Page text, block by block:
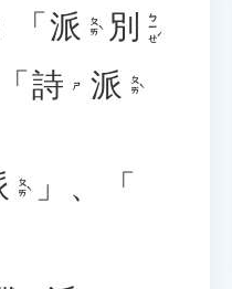
「派 ㄆㄞˋ 別 ㄅㄧㄝˊ
詩 ㄕ 派 ㄆㄞˋ
ㄆㄞˋ
」、「